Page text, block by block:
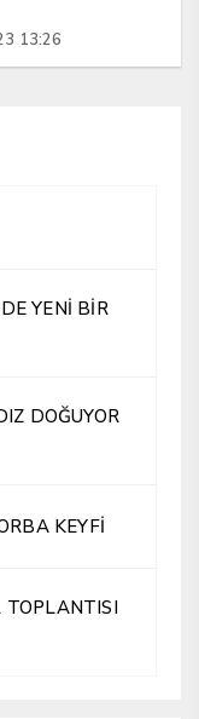
13:26
YENİ BİR
DOĞUYOR
KEYFİ
TOPLANTISI